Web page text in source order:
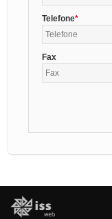
Telefone
Fax